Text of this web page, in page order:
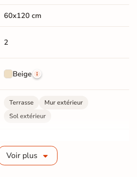
60x120 cm
2
Beige
Terrasse
Mur extérieur
Sol extérieur
9 mm
Voir plus